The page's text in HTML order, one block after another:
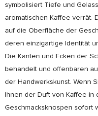
symbolisiert Tiefe und
aromatischen Kaffee verrät.
auf die Oberfläche der
deren einzigartige Identität
Die Kanten und Ecken der
behandelt und offenbaren
der Handwerkskunst. Wenn
Ihnen der Duft von Kaffee in
Geschmacksknospen sofort